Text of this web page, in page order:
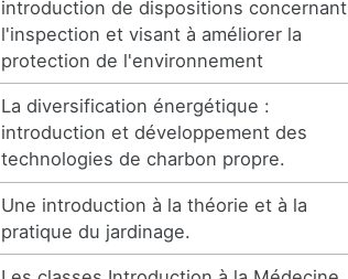
introduction de dispositions concernant
l'inspection et visant à améliorer la
protection de l'environnement
La diversification énergétique :
introduction et développement des
technologies de charbon propre.
Une introduction à la théorie et à la
pratique du jardinage.